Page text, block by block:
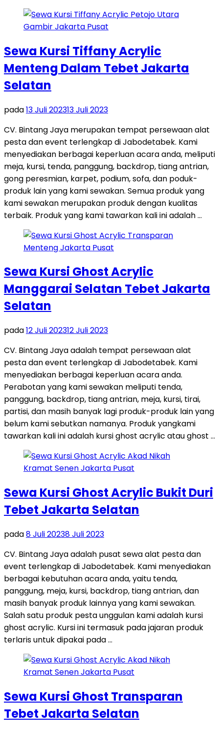
Sewa Kursi Tiffany Acrylic
Menteng Dalam Tebet Jakarta
Selatan
pada13 Juli 202313 Juli 2023
CV. Bintang Jaya merupakan tempat persewaan alat
pesta dan event terlengkap di Jabodetabek. Kami
menyediakan berbagai keperluan acara anda, meliputi
meja, kursi, tenda, panggung, backdrop, tiang antrian,
gong peresmian, karpet, podium, sofa, dan poduk-
produk lain yang kami sewakan. Semua produk yang
kami sewakan merupakan produk dengan kualitas
terbaik. Produk yang kami tawarkan kali ini adalah …
Sewa Kursi Ghost Acrylic
Manggarai Selatan Tebet Jakarta
Selatan
pada12 Juli 202312 Juli 2023
CV. Bintang Jaya adalah tempat persewaan alat
pesta dan event terlengkap di Jabodetabek. Kami
menyediakan berbagai keperluan acara anda.
Perabotan yang kami sewakan meliputi tenda,
panggung, backdrop, tiang antrian, meja, kursi, tirai,
partisi, dan masih banyak lagi produk-produk lain yang
belum kami sebutkan namanya. Produk yangkami
tawarkan kali ini adalah kursi ghost acrylic atau ghost …
Sewa Kursi Ghost Acrylic Bukit Duri
Tebet Jakarta Selatan
pada8 Juli 20238 Juli 2023
CV. Bintang Jaya adalah pusat sewa alat pesta dan
event terlengkap di Jabodetabek. Kami menyediakan
berbagai kebutuhan acara anda, yaitu tenda,
panggung, meja, kursi, backdrop, tiang antrian, dan
masih banyak produk lainnya yang kami sewakan.
Salah satu produk pesta unggulan kami adalah kursi
ghost acrylic. Kursi ini termasuk pada jajaran produk
terlaris untuk dipakai pada …
Sewa Kursi Ghost Transparan
Tebet Jakarta Selatan